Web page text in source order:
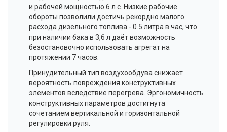
и рабочей мощностью 6 л.с. Низкие рабочие
обороты позволили достичь рекордно малого
расхода дизельного топлива - 0.5 литра в час, что
при наличии бака в 3,6 л даёт возможность
безостановочно использовать агрегат на
протяжении 7 часов.
Принудительный тип воздухообдува снижает
вероятность повреждения конструктивных
элементов вследствие перегрева. Эргономичность
конструктивных параметров достигнута
сочетанием вертикальной и горизонтальной
регулировки руля.